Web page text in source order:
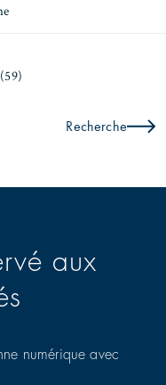
Recherche
aux
numérique avec